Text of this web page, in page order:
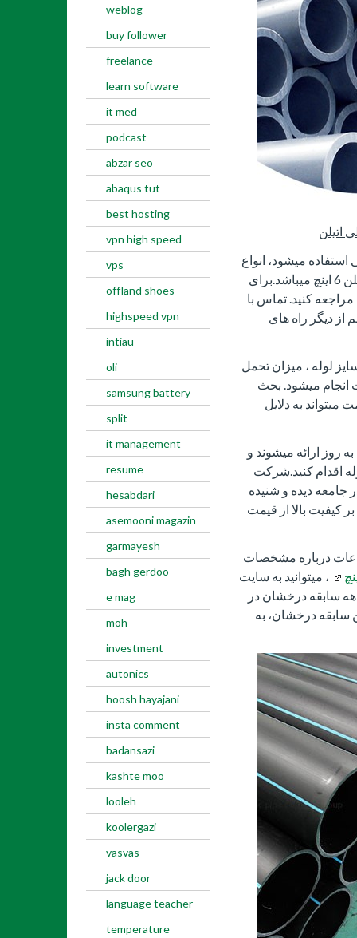
weblog
buy follower
freelance
learn software
it med
podcast
abzar seo
abaqus tut
best hosting
vpn high speed
vps
offland shoes
highspeed vpn
intiau
oli
samsung battery
split
it management
resume
hesabdari
asemooni magazin
garmayesh
bagh gerdoo
e mag
moh
investment
autonics
hoosh hayajani
insta comment
badansazi
kashte moo
looleh
koolergazi
vasvas
jack door
language teacher
temperature
اتیلن
استفاده میشود، انواع
بسیار گوناگونی دارد که یکی از آن ها لوله پلی اتیلن 6 اینچ میباشد.برای
مراجعه کنید. تماس با
دیگر راه های
لوله ، میزان تحمل
میشود. بحث
میتواند به دلایل
روز ارائه میشوند و
اقدام کنید.شرکت
جامعه دیده و شنیده
کیفیت بالا از قیمت
درباره مشخصات
، میتوانید به سایت
سابقه درخشان در
سابقه درخشان، به